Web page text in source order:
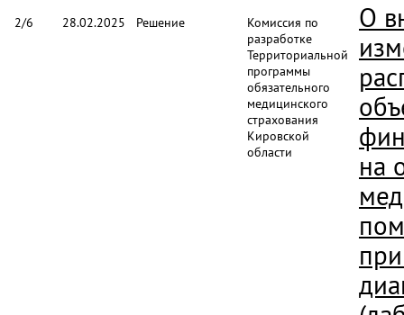
2/6 28.02.2025 Решение
Комиссия по
разработке
Территориальной
программы
обязательного
медицинского
страхования
Кировской
области
О
на